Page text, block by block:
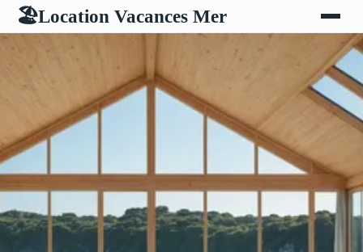
🏖Location Vacances Mer